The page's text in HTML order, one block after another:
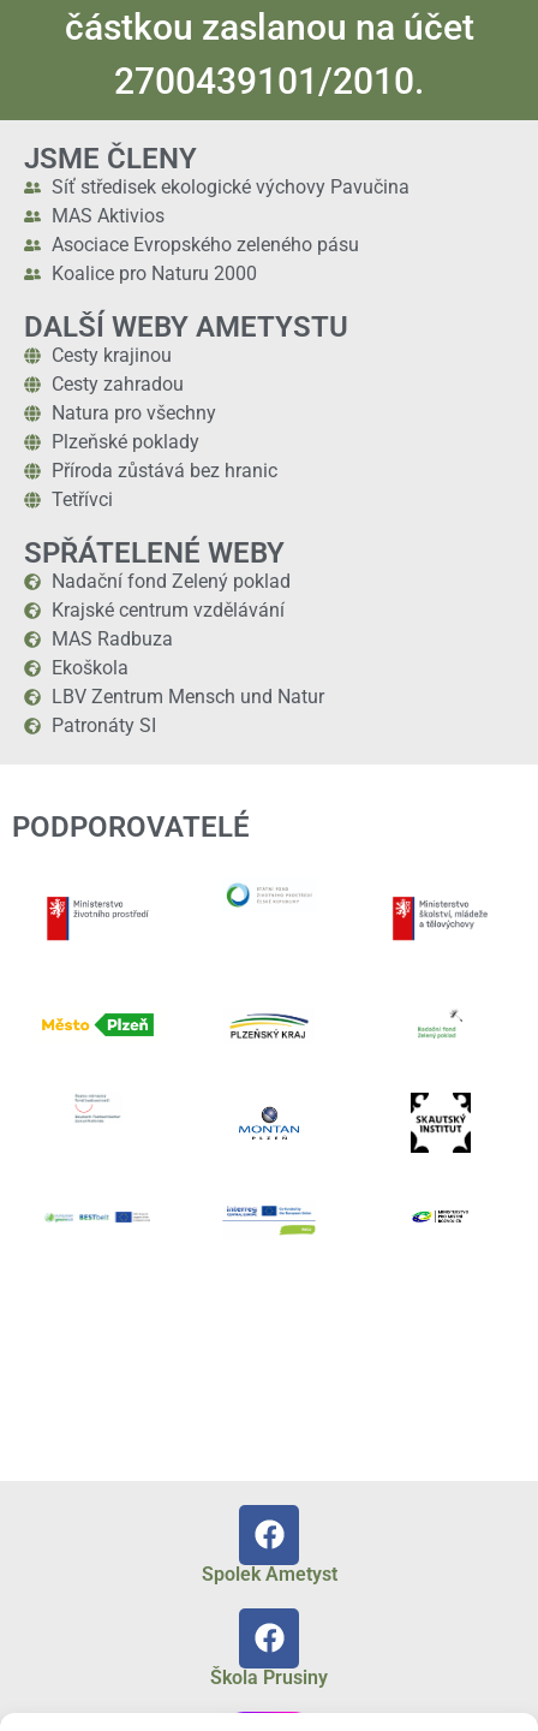
částkou zaslanou na účet
2700439101/2010.
JSME ČLENY
Síť středisek ekologické výchovy Pavučina
MAS Aktivios
Asociace Evropského zeleného pásu
Koalice pro Naturu 2000
DALŠÍ WEBY AMETYSTU
Cesty krajinou
Cesty zahradou
Natura pro všechny
Plzeňské poklady
Příroda zůstává bez hranic
Tetřívci
SPŘÁTELENÉ WEBY
Nadační fond Zelený poklad
Krajské centrum vzdělávání
MAS Radbuza
Ekoškola
LBV Zentrum Mensch und Natur
Patronáty SI
PODPOROVATELÉ
Spolek Ametyst
Škola Prusiny